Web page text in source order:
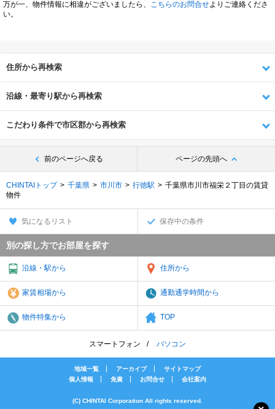
万が一、物件情報に相違がございましたら、
こちらのお問合せよりご連絡くださ
い。
住所から再検索
沿線・最寄り駅から再検索
こだわり条件で市区郡から再検索
前のページへ戻る ページの先頭へ
CHINTAIトップ 千葉県 市川市 行徳駅
千葉県市川市福栄２丁目の賃貸
物件
気になるリスト 保存中の条件
別の探し方でお部屋を探す
沿線・駅から 住所から
家賃相場から 通勤通学時間から
物件特集から TOP
スマートフォン パソコン
地域一覧 アーカイブ
サイトマップ
個人情報
免責 お問合せ 会社案内
(C) CHINTAI Corporation All rights reserved.